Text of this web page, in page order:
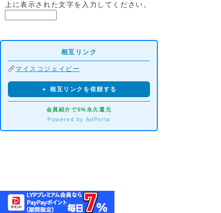
上に表示された文字を入力してください。
相互リンク
マイスコジェイピー
＋ 相互リンクを依頼する
会員紹介で5%永久還元
Powered by AdPorta